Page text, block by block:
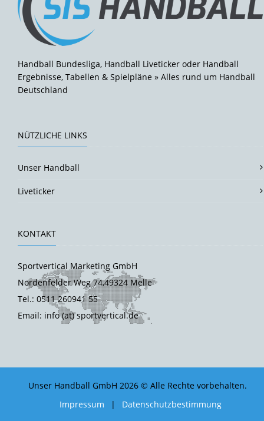
Handball Bundesliga, Handball Liveticker oder Handball
Ergebnisse, Tabellen & Spielpläne » Alles rund um Handball
Deutschland
NÜTZLICHE LINKS
Unser Handball
Liveticker
KONTAKT
Sportvertical Marketing GmbH
Nordenfelder Weg 74,49324 Melle
Tel.: 0511 260941 55
Email: info (at) sportvertical.de
Unser Handball GmbH 2026 © Alle Rechte vorbehalten.
Impressum
| Datenschutzbestimmung